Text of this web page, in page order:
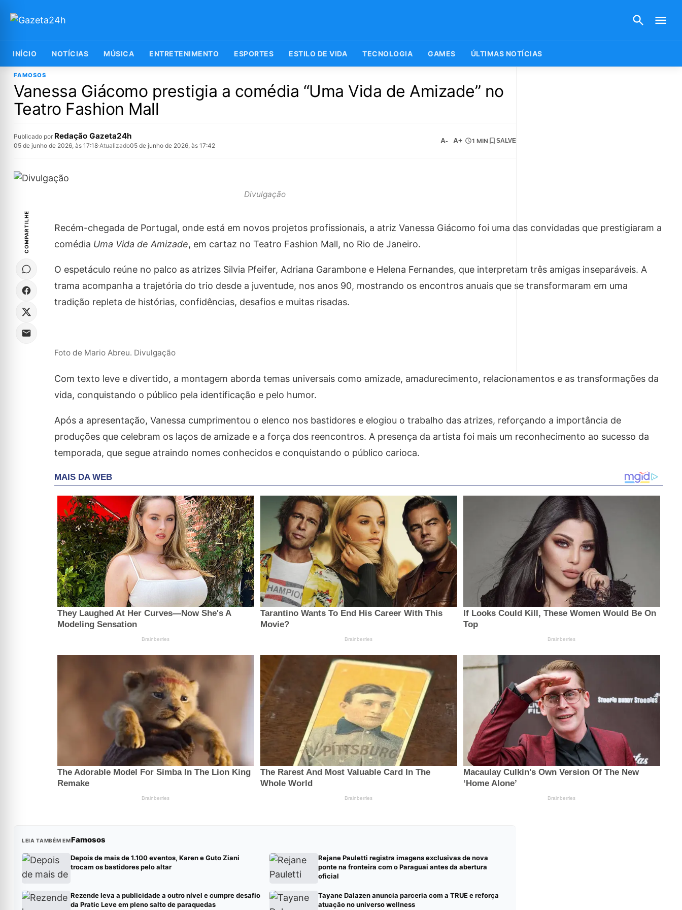
INÍCIO NOTÍCIAS MÚSICA ENTRETENIMENTO ESPORTES ESTILO DE VIDA TECNOLOGIA GAMES ÚLTIMAS NOTÍCIAS
FAMOSOS
Vanessa Giácomo prestigia a comédia “Uma Vida de Amizade” no
Teatro Fashion Mall
Publicado por Redação Gazeta24h
05 de junho de 2026, às 17:18·Atualizado05 de junho de 2026, às 17:42
A- A+ 1 MIN SALVE
Divulgação
COMPARTILHE
Recém-chegada de Portugal, onde está em novos projetos profissionais, a atriz Vanessa Giácomo foi uma das convidadas que prestigiaram a
comédia Uma Vida de Amizade, em cartaz no Teatro Fashion Mall, no Rio de Janeiro.
O espetáculo reúne no palco as atrizes Silvia Pfeifer, Adriana Garambone e Helena Fernandes, que interpretam três amigas inseparáveis. A
trama acompanha a trajetória do trio desde a juventude, nos anos 90, mostrando os encontros anuais que se transformaram em uma
tradição repleta de histórias, confidências, desafios e muitas risadas.
Foto de Mario Abreu. Divulgação
Com texto leve e divertido, a montagem aborda temas universais como amizade, amadurecimento, relacionamentos e as transformações da
vida, conquistando o público pela identificação e pelo humor.
Após a apresentação, Vanessa cumprimentou o elenco nos bastidores e elogiou o trabalho das atrizes, reforçando a importância de
produções que celebram os laços de amizade e a força dos reencontros. A presença da artista foi mais um reconhecimento ao sucesso da
temporada, que segue atraindo nomes conhecidos e conquistando o público carioca.
LEIA TAMBÉM EMFamosos
Depois de mais de 1.100 eventos, Karen e Guto Ziani
trocam os bastidores pelo altar
Rejane Pauletti registra imagens exclusivas de nova
ponte na fronteira com o Paraguai antes da abertura
oficial
Rezende leva a publicidade a outro nível e cumpre desafio
da Pratic Leve em pleno salto de paraquedas
Tayane Dalazen anuncia parceria com a TRUE e reforça
atuação no universo wellness